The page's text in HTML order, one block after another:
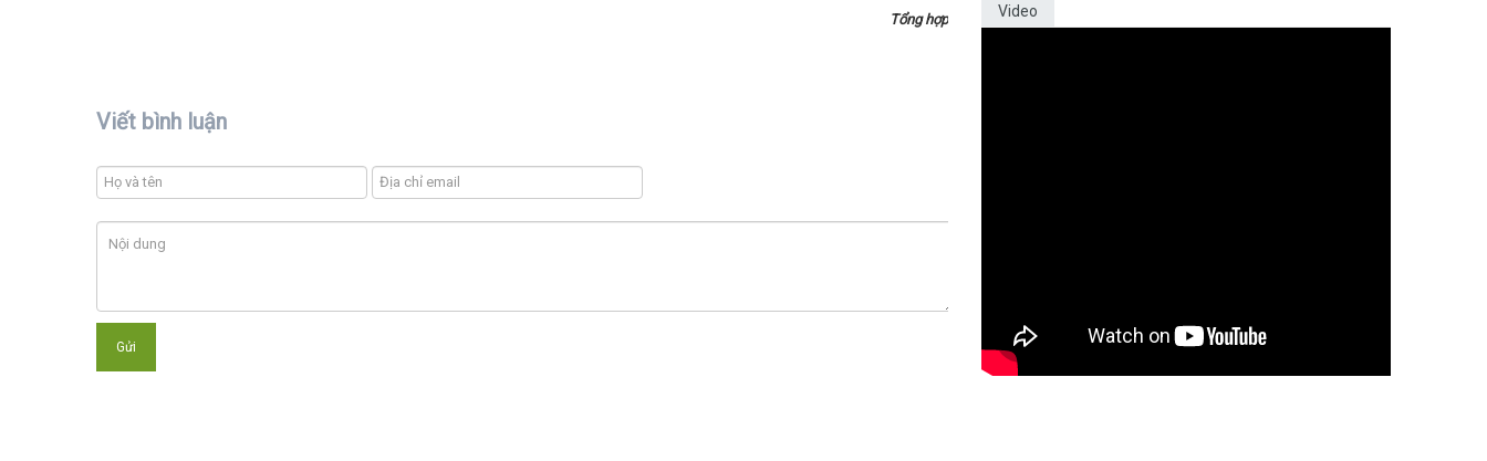
Tổng hợp
Viết bình luận
Video